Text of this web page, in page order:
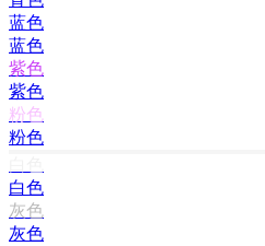
蓝色
蓝色
紫色
紫色
粉色
粉色
白色
灰色
灰色